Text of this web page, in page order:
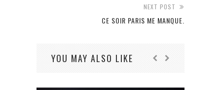
NEXT POST
CE SOIR PARIS ME MANQUE.
YOU MAY ALSO LIKE